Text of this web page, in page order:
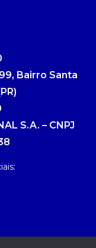
Bairro Santa
S.A. – CNPJ